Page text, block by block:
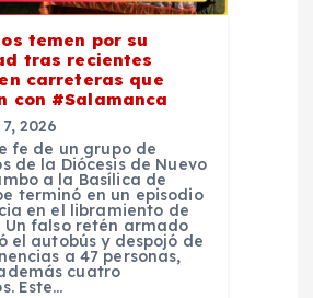
temen por su
tras recientes
carreteras que
con #Salamanca
2026
fe de un grupo de
de la Diócesis de Nuevo
a la Basílica de
terminó en un episodio
en el libramiento de
falso retén armado
el autobús y despojó de
a 47 personas,
cuatro
Este…